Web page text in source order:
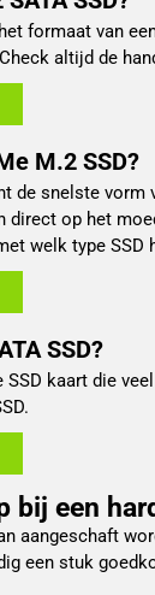
formaat van
altijd de
M.2 SSD?
de snelste vorm
direct op het
welk type SSD
SSD?
kaart die
bij een
aangeschaft
een stuk